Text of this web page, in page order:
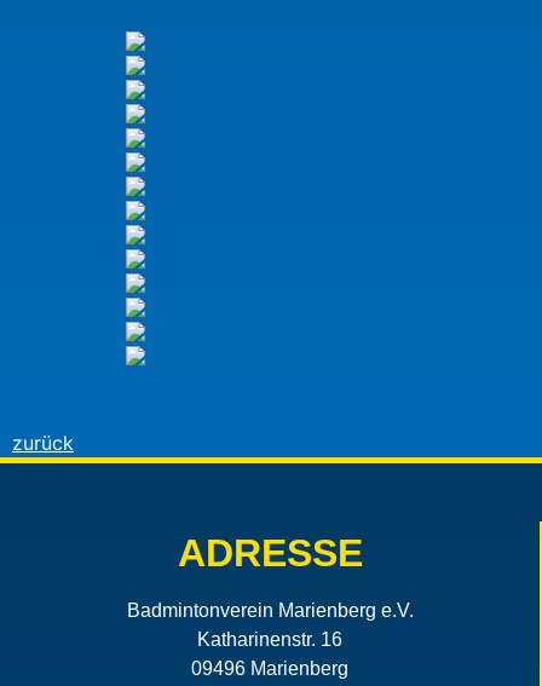
zurück
ADRESSE
Badmintonverein Marienberg e.V.
Katharinenstr. 16
09496 Marienberg